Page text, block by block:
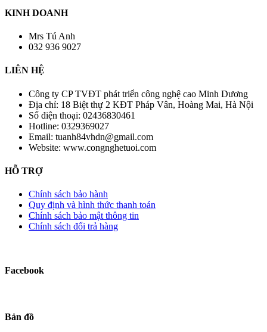
KINH DOANH
Mrs Tú Anh
032 936 9027
LIÊN HỆ
Công ty CP TVĐT phát triển công nghệ cao Minh Dương
Địa chỉ: 18 Biệt thự 2 KĐT Pháp Vân, Hoàng Mai, Hà Nội
Số điện thoại: 02436830461
Hotline: 0329369027
Email: tuanh84vhdn@gmail.com
Website: www.congnghetuoi.com
HỖ TRỢ
Chính sách bảo hành
Quy định và hình thức thanh toán
Chính sách bảo mật thông tin
Chính sách đổi trả hàng
Facebook
Bản đồ